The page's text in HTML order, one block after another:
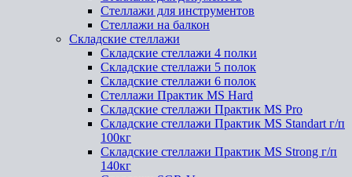
Стеллажи для инструментов
Стеллажи на балкон
Складские стеллажи
Складские стеллажи 4 полки
Складские стеллажи 5 полок
Складские стеллажи 6 полок
Стеллажи Практик MS Hard
Складские стеллажи Практик MS Pro
Складские стеллажи Практик MS Standart г/п
100кг
Складские стеллажи Практик MS Strong г/п
140кг